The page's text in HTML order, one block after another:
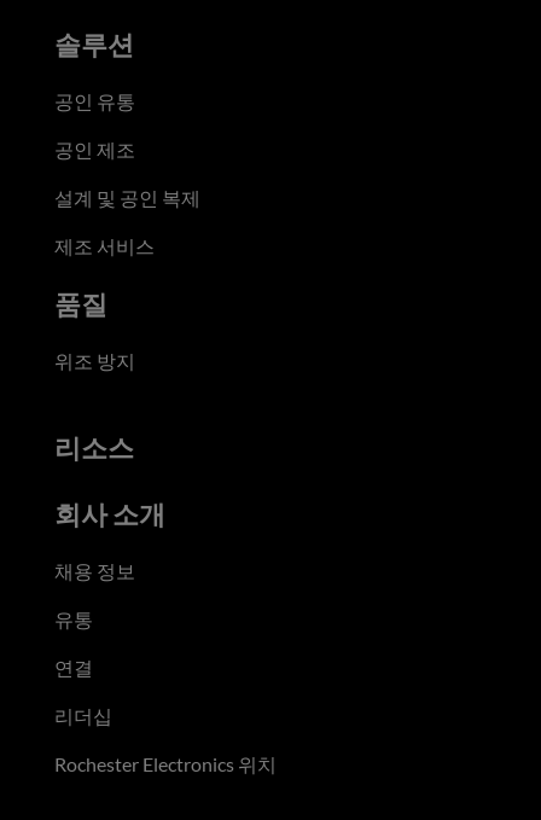
솔루션
공인 유통
공인 제조
설계 및 공인 복제
제조 서비스
품질
위조 방지
리소스
회사 소개
채용 정보
유통
연결
리더십
Rochester Electronics 위치